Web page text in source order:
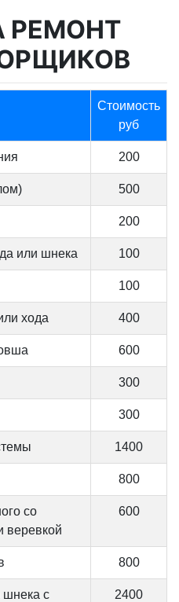
РЕМОНТ
Стоимость
руб
200
500
200
или шнека 100
100
хода 400
600
300
300
1400
800
со
веревкой
600
800
шнека с
2400